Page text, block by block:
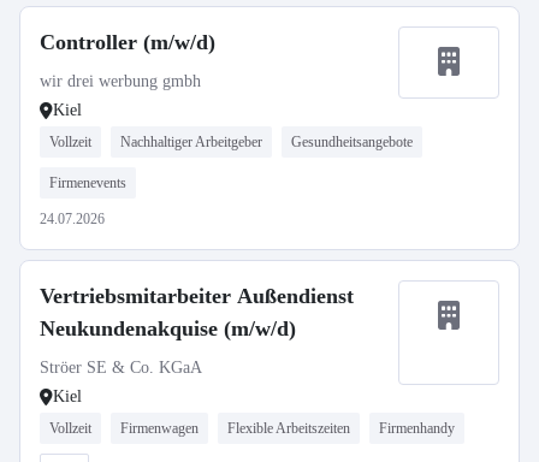
Controller (m/w/d)
wir drei werbung gmbh
Kiel
Vollzeit Nachhaltiger Arbeitgeber Gesundheitsangebote
Firmenevents
24.07.2026
Vertriebsmitarbeiter Außendienst
Neukundenakquise (m/w/d)
Ströer SE & Co. KGaA
Kiel
Vollzeit Firmenwagen Flexible Arbeitszeiten Firmenhandy